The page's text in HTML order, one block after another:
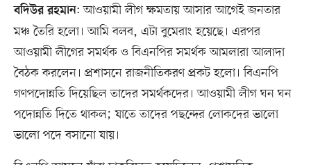
বদিউর রহমান: আওয়ামী লীগ ক্ষমতায় আসার আগেই জনতার
মঞ্চ তৈরি হলো। আমি বলব, এটা বুমেরাং হয়েছে। এরপর
আওয়ামী লীগের সমর্থক ও বিএনপির সমর্থক আমলারা আলাদা
বৈঠক করলেন। প্রশাসনে রাজনীতিকরণ প্রকট হলো। বিএনপি
গণপদোন্নতি দিয়েছিল তাদের সমর্থকদের। আওয়ামী লীগ ঘন ঘন
পদোন্নতি দিতে থাকল; যাতে তাদের পছন্দের লোকদের ভালো
ভালো পদে বসানো যায়।